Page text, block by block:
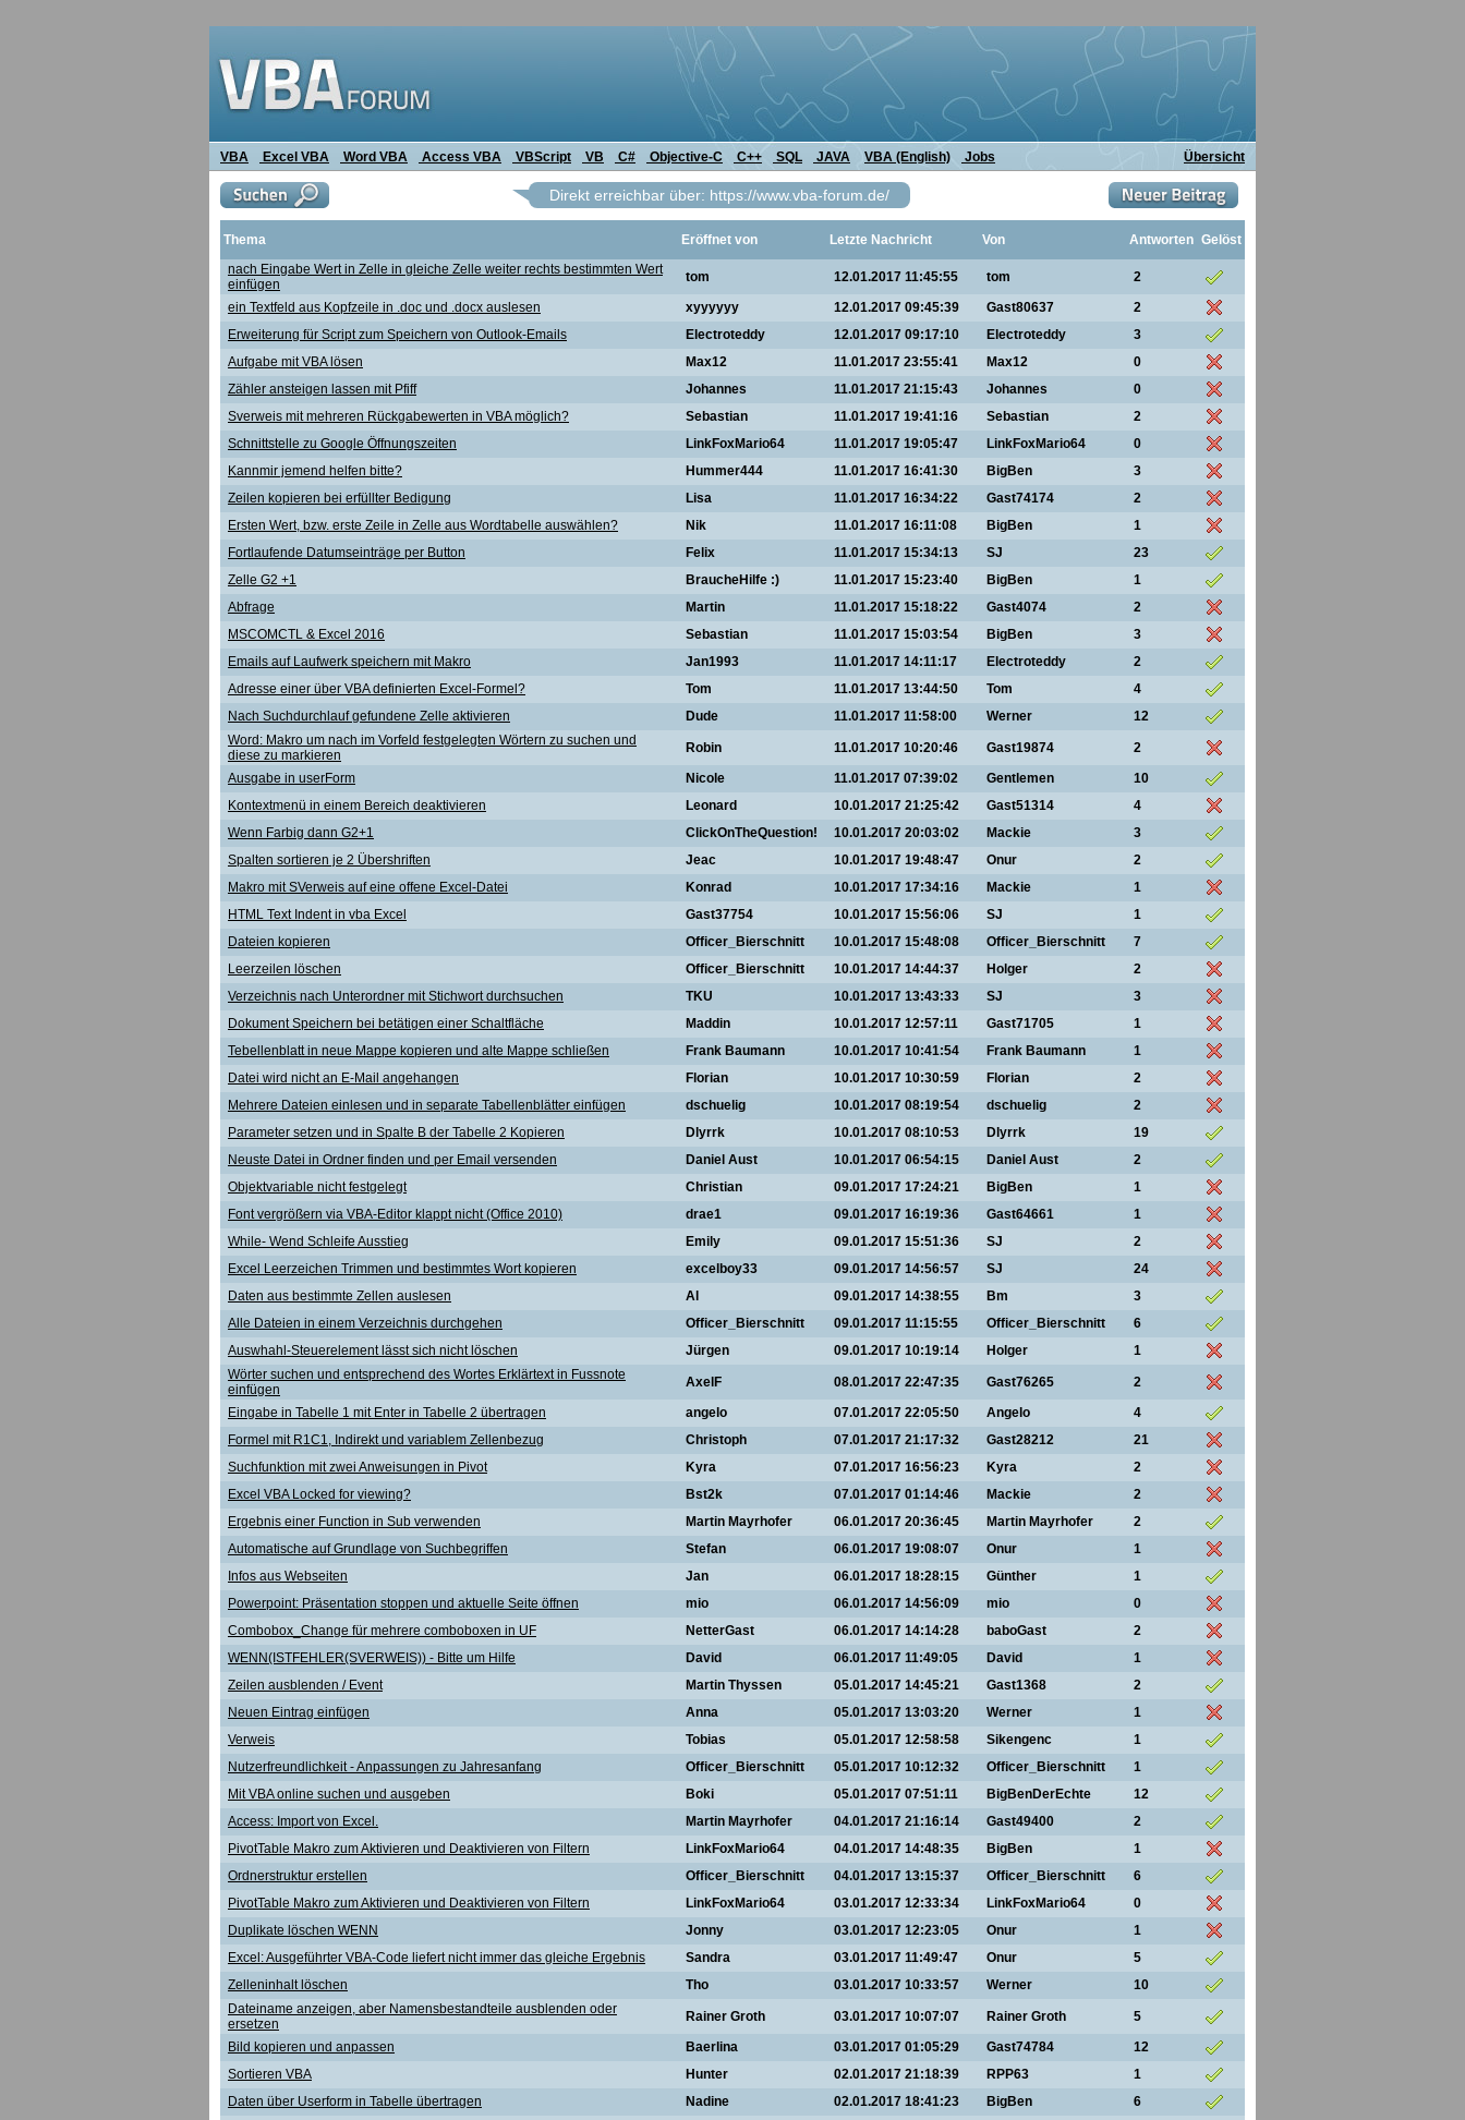
VBA Excel VBA Word VBA Access VBA VBScript VB C# Objective-C C++ SQL JAVA VBA (English) Jobs Übersicht
Direkt erreichbar über: https://www.vba-forum.de/
Thema Eröffnet von Letzte Nachricht Von Antworten Gelöst
nach Eingabe Wert in Zelle in gleiche Zelle weiter rechts bestimmten Wert
einfügen
tom 12.01.2017 11:45:55 tom
2
ein Textfeld aus Kopfzeile in .doc und .docx auslesen
xyyyyyy 12.01.2017 09:45:39 Gast80637
2
Erweiterung für Script zum Speichern von Outlook-Emails
Electroteddy 12.01.2017 09:17:10 Electroteddy
3
Aufgabe mit VBA lösen
Max12 11.01.2017 23:55:41 Max12
0
Zähler ansteigen lassen mit Pfiff
Johannes 11.01.2017 21:15:43 Johannes
0
Sverweis mit mehreren Rückgabewerten in VBA möglich?
Sebastian 11.01.2017 19:41:16 Sebastian
2
Schnittstelle zu Google Öffnungszeiten
LinkFoxMario64 11.01.2017 19:05:47 LinkFoxMario64
0
Kannmir jemend helfen bitte?
Hummer444 11.01.2017 16:41:30 BigBen
3
Zeilen kopieren bei erfüllter Bedigung
Lisa 11.01.2017 16:34:22 Gast74174
2
Ersten Wert, bzw. erste Zeile in Zelle aus Wordtabelle auswählen?
Nik 11.01.2017 16:11:08 BigBen
1
Fortlaufende Datumseinträge per Button
Felix 11.01.2017 15:34:13 SJ
23
Zelle G2 +1
BraucheHilfe :) 11.01.2017 15:23:40 BigBen
1
Abfrage
Martin 11.01.2017 15:18:22 Gast4074
2
MSCOMCTL & Excel 2016
Sebastian 11.01.2017 15:03:54 BigBen
3
Emails auf Laufwerk speichern mit Makro
Jan1993 11.01.2017 14:11:17 Electroteddy
2
Adresse einer über VBA definierten Excel-Formel?
Tom 11.01.2017 13:44:50 Tom
4
Nach Suchdurchlauf gefundene Zelle aktivieren
Dude 11.01.2017 11:58:00 Werner
12
Word: Makro um nach im Vorfeld festgelegten Wörtern zu suchen und
diese zu markieren
Robin 11.01.2017 10:20:46 Gast19874
2
Ausgabe in userForm
Nicole 11.01.2017 07:39:02 Gentlemen
10
Kontextmenü in einem Bereich deaktivieren
Leonard 10.01.2017 21:25:42 Gast51314
4
Wenn Farbig dann G2+1
ClickOnTheQuestion! 10.01.2017 20:03:02 Mackie
3
Spalten sortieren je 2 Übershriften
Jeac 10.01.2017 19:48:47 Onur
2
Makro mit SVerweis auf eine offene Excel-Datei
Konrad 10.01.2017 17:34:16 Mackie
1
HTML Text Indent in vba Excel
Gast37754 10.01.2017 15:56:06 SJ
1
Dateien kopieren
Officer_Bierschnitt 10.01.2017 15:48:08 Officer_Bierschnitt
7
Leerzeilen löschen
Officer_Bierschnitt 10.01.2017 14:44:37 Holger
2
Verzeichnis nach Unterordner mit Stichwort durchsuchen
TKU 10.01.2017 13:43:33 SJ
3
Dokument Speichern bei betätigen einer Schaltfläche
Maddin 10.01.2017 12:57:11 Gast71705
1
Tebellenblatt in neue Mappe kopieren und alte Mappe schließen
Frank Baumann 10.01.2017 10:41:54 Frank Baumann
1
Datei wird nicht an E-Mail angehangen
Florian 10.01.2017 10:30:59 Florian
2
Mehrere Dateien einlesen und in separate Tabellenblätter einfügen
dschuelig 10.01.2017 08:19:54 dschuelig
2
Parameter setzen und in Spalte B der Tabelle 2 Kopieren
Dlyrrk 10.01.2017 08:10:53 Dlyrrk
19
Neuste Datei in Ordner finden und per Email versenden
Daniel Aust 10.01.2017 06:54:15 Daniel Aust
2
Objektvariable nicht festgelegt
Christian 09.01.2017 17:24:21 BigBen
1
Font vergrößern via VBA-Editor klappt nicht (Office 2010)
drae1 09.01.2017 16:19:36 Gast64661
1
While- Wend Schleife Ausstieg
Emily 09.01.2017 15:51:36 SJ
2
Excel Leerzeichen Trimmen und bestimmtes Wort kopieren
excelboy33 09.01.2017 14:56:57 SJ
24
Daten aus bestimmte Zellen auslesen
Al 09.01.2017 14:38:55 Bm
3
Alle Dateien in einem Verzeichnis durchgehen
Officer_Bierschnitt 09.01.2017 11:15:55 Officer_Bierschnitt
6
Auswhahl-Steuerelement lässt sich nicht löschen
Jürgen 09.01.2017 10:19:14 Holger
1
Wörter suchen und entsprechend des Wortes Erklärtext in Fussnote
einfügen
AxelF 08.01.2017 22:47:35 Gast76265
2
Eingabe in Tabelle 1 mit Enter in Tabelle 2 übertragen
angelo 07.01.2017 22:05:50 Angelo
4
Formel mit R1C1, Indirekt und variablem Zellenbezug
Christoph 07.01.2017 21:17:32 Gast28212
21
Suchfunktion mit zwei Anweisungen in Pivot
Kyra 07.01.2017 16:56:23 Kyra
2
Excel VBA Locked for viewing?
Bst2k 07.01.2017 01:14:46 Mackie
2
Ergebnis einer Function in Sub verwenden
Martin Mayrhofer 06.01.2017 20:36:45 Martin Mayrhofer
2
Automatische auf Grundlage von Suchbegriffen
Stefan 06.01.2017 19:08:07 Onur
1
Infos aus Webseiten
Jan 06.01.2017 18:28:15 Günther
1
Powerpoint: Präsentation stoppen und aktuelle Seite öffnen
mio 06.01.2017 14:56:09 mio
0
Combobox_Change für mehrere comboboxen in UF
NetterGast 06.01.2017 14:14:28 baboGast
2
WENN(ISTFEHLER(SVERWEIS)) - Bitte um Hilfe
David 06.01.2017 11:49:05 David
1
Zeilen ausblenden / Event
Martin Thyssen 05.01.2017 14:45:21 Gast1368
2
Neuen Eintrag einfügen
Anna 05.01.2017 13:03:20 Werner
1
Verweis
Tobias 05.01.2017 12:58:58 Sikengenc
1
Nutzerfreundlichkeit - Anpassungen zu Jahresanfang
Officer_Bierschnitt 05.01.2017 10:12:32 Officer_Bierschnitt
1
Mit VBA online suchen und ausgeben
Boki 05.01.2017 07:51:11 BigBenDerEchte
12
Access: Import von Excel.
Martin Mayrhofer 04.01.2017 21:16:14 Gast49400
2
PivotTable Makro zum Aktivieren und Deaktivieren von Filtern
LinkFoxMario64 04.01.2017 14:48:35 BigBen
1
Ordnerstruktur erstellen
Officer_Bierschnitt 04.01.2017 13:15:37 Officer_Bierschnitt
6
PivotTable Makro zum Aktivieren und Deaktivieren von Filtern
LinkFoxMario64 03.01.2017 12:33:34 LinkFoxMario64
0
Duplikate löschen WENN
Jonny 03.01.2017 12:23:05 Onur
1
Excel: Ausgeführter VBA-Code liefert nicht immer das gleiche Ergebnis
Sandra 03.01.2017 11:49:47 Onur
5
Zelleninhalt löschen
Tho 03.01.2017 10:33:57 Werner
10
Dateiname anzeigen, aber Namensbestandteile ausblenden oder
ersetzen
Rainer Groth 03.01.2017 10:07:07 Rainer Groth
5
Bild kopieren und anpassen
Baerlina 03.01.2017 01:05:29 Gast74784
12
Sortieren VBA
Hunter 02.01.2017 21:18:39 RPP63
1
Daten über Userform in Tabelle übertragen
Nadine 02.01.2017 18:41:23 BigBen
6